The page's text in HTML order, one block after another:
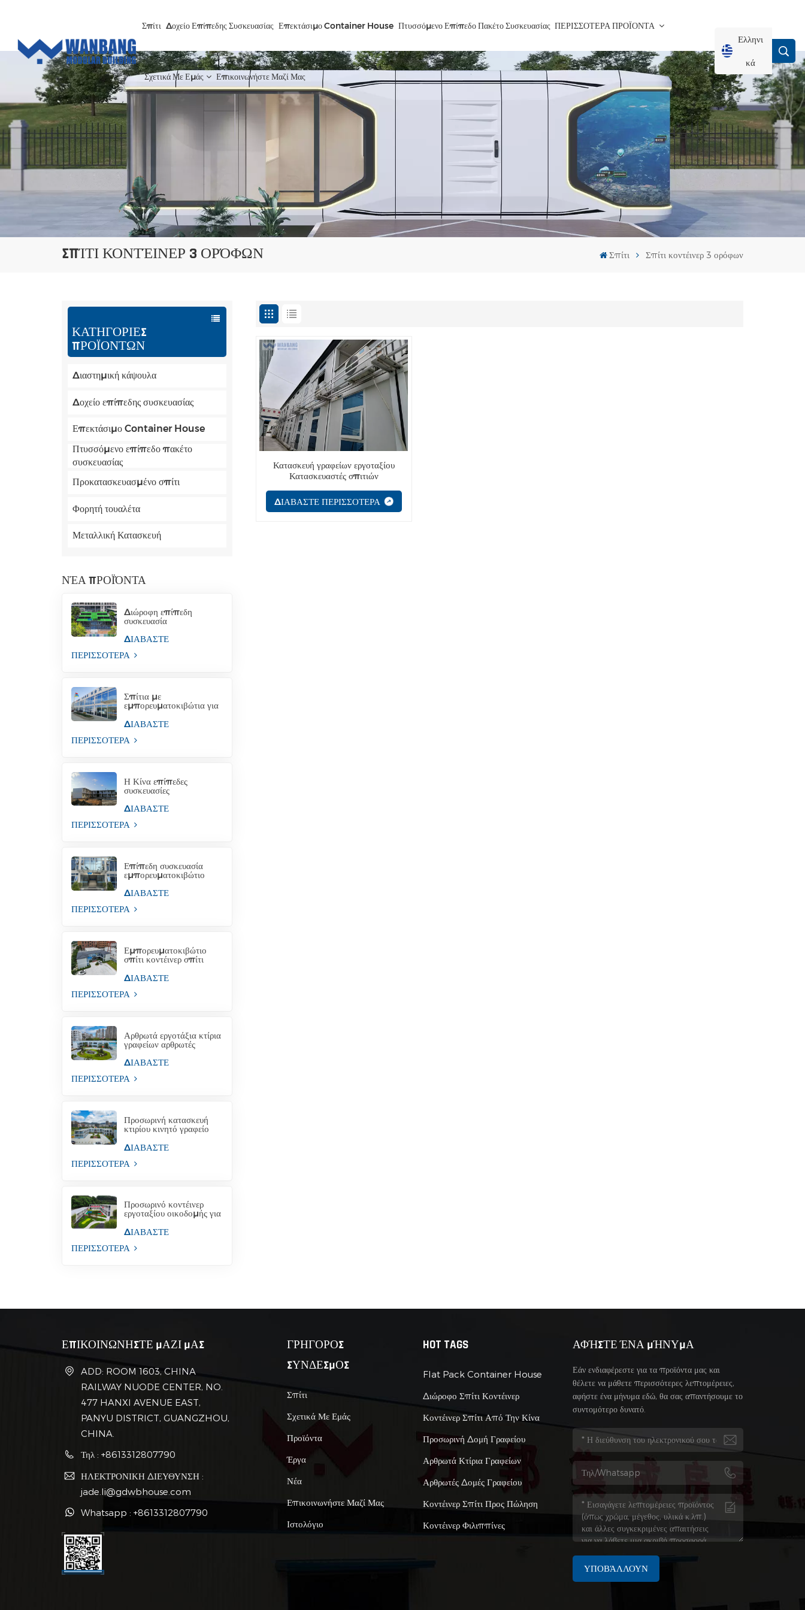
Σπίτι Δοχείο Επίπεδης Συσκευασίας Επεκτάσιμο Container House Πτυσσόμενο Επίπεδο Πακέτο Συσκευασίας ΠΕΡΙΣΣΟΤΕΡΑ ΠΡΟΪΟΝΤΑ
Σχετικά Με Εμάς Επικοινωνήστε Μαζί Μας
Ελληνι
Κά
English
Français
Русский
ΣΠΊΤΙ ΚΟΝΤΈΙΝΕΡ 3 ΟΡΌΦΩΝ Σπίτι Σπίτι κοντέινερ 3 ορόφων
ΚΑΤΗΓΟΡΙΕΣ
ΠΡΟΪΟΝΤΩΝ
Διαστημική κάψουλα
Δοχείο επίπεδης συσκευασίας
Επεκτάσιμο Container House
Πτυσσόμενο επίπεδο πακέτο
συσκευασίας
Προκατασκευασμένο σπίτι
Φορητή τουαλέτα
Μεταλλική Κατασκευή
ΝΈΑ ΠΡΟΪΌΝΤΑ
Διώροφη επίπεδη
συσκευασία
από την Κίνα
ΔΙΑΒΑΣΤΕ
ΠΕΡΙΣΣΟΤΕΡΑ
Σπίτια με
εμπορευματοκιβώτια για
γραφείων
ΔΙΑΒΑΣΤΕ
ΠΕΡΙΣΣΟΤΕΡΑ
Η Κίνα επίπεδες
συσκευασίες
εμπορευματοκιβωτίων
στεγάζει σπίτια με
ΔΙΑΒΑΣΤΕ
ΠΕΡΙΣΣΟΤΕΡΑ
Επίπεδη συσκευασία
εμπορευματοκιβώτιο
σπίτι σαλόνι γραφείο
εμπορευματοκιβωτίων
έργου
ΔΙΑΒΑΣΤΕ
ΠΕΡΙΣΣΟΤΕΡΑ
Εμπορευματοκιβώτιο
σπίτι κοντέινερ σπίτι
γραφείου Φιλιππίνες
ΔΙΑΒΑΣΤΕ
ΠΕΡΙΣΣΟΤΕΡΑ
Αρθρωτά εργοτάξια κτίρια
γραφείων αρθρωτές
κατασκευές γραφείων
ΔΙΑΒΑΣΤΕ
ΠΕΡΙΣΣΟΤΕΡΑ
Προσωρινή κατασκευή
κτιρίου κινητό γραφείο
κατασκευής για
προσωρινή βιομηχανική
ΔΙΑΒΑΣΤΕ
ΠΕΡΙΣΣΟΤΕΡΑ
Προσωρινό κοντέινερ
εργοταξίου οικοδομής για
ΔΙΑΒΑΣΤΕ
ΠΕΡΙΣΣΟΤΕΡΑ
Κατασκευή γραφείων εργοταξίου
Κατασκευαστές σπιτιών
ΔΙΑΒΑΣΤΕ ΠΕΡΙΣΣΟΤΕΡΑ
ΕΠΙΚΟΙΝΩΝΗΣΤΕ ΜΑΖΙ ΜΑΣ
ADD: ROOM 1603, CHINA
RAILWAY NUODE CENTER, NO.
477 HANXI AVENUE EAST,
PANYU DISTRICT, GUANGZHOU,
CHINA.
Τηλ : +8613312807790
ΗΛΕΚΤΡΟΝΙΚΗ ΔΙΕΥΘΥΝΣΗ :
jade.li@gdwbhouse.com
Whatsapp : +8613312807790
ΓΡΗΓΟΡΟΣ
ΣΥΝΔΕΣΜΟΣ
Σπίτι
Σχετικά Με Εμάς
Προϊόντα
Έργα
Νέα
Επικοινωνήστε Μαζί Μας
Ιστολόγιο
HOT TAGS
Flat Pack Container House
Διώροφο Σπίτι Κοντέινερ
Κοντέινερ Σπίτι Από Την Κίνα
Προσωρινή Δομή Γραφείου
Αρθρωτά Κτίρια Γραφείων
Αρθρωτές Δομές Γραφείου
Κοντέινερ Σπίτι Προς Πώληση
Κοντέινερ Φιλιππίνες
ΑΦΉΣΤΕ ΈΝΑ ΜΉΝΥΜΑ
Εάν ενδιαφέρεστε για τα προϊόντα μας και
θέλετε να μάθετε περισσότερες λεπτομέρειες,
αφήστε ένα μήνυμα εδώ, θα σας απαντήσουμε το
συντομότερο δυνατό.
ΥΠΟΒΆΛΛΟΥΝ